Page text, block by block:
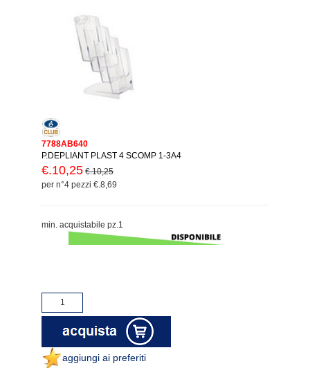
7788AB640
P.DEPLIANT PLAST 4 SCOMP 1-3A4
€.10,25 €.10,25
per n°4 pezzi €.8,69
min. acquistabile pz.1
aggiungi ai preferiti